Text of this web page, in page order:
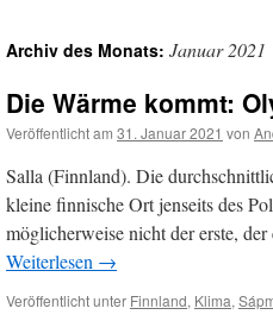
Archiv des Monats: Januar 2021
Die Wärme kommt:
Veröffentlicht am 31. Januar 2021 von
Salla (Finnland). Die
kleine finnische Ort jenseits des
möglicherweise nicht der erste,
Weiterlesen →
Veröffentlicht unter Finnland, Klima,